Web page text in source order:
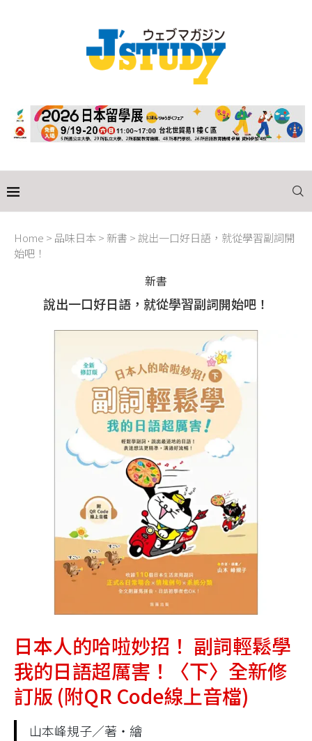
Home > 品味日本 > 新書 > 說出一口好日語，就從學習副詞開
始吧！
新書
說出一口好日語，就從學習副詞開始吧！
日本人的哈啦妙招！ 副詞輕鬆學
我的日語超厲害！〈下〉全新修
訂版 (附QR Code線上音檔)
山本峰規子／著‧繪